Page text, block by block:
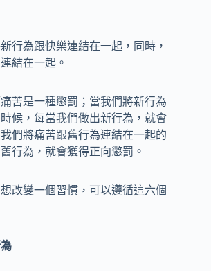
行為跟快樂連結在一起，同時，
結在一起。
苦是一種懲罰；當我們將新行為
候，每當我們做出新行為，就會
們將痛苦跟舊行為連結在一起的
行為，就會獲得正向懲罰。
改變一個習慣，可以遵循這六個